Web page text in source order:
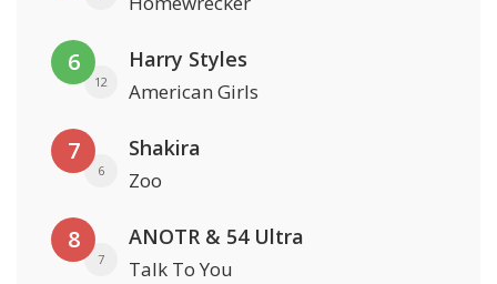
6
12
Harry Styles
American Girls
7
6
Shakira
Zoo
8
7
ANOTR & 54 Ultra
Talk To You